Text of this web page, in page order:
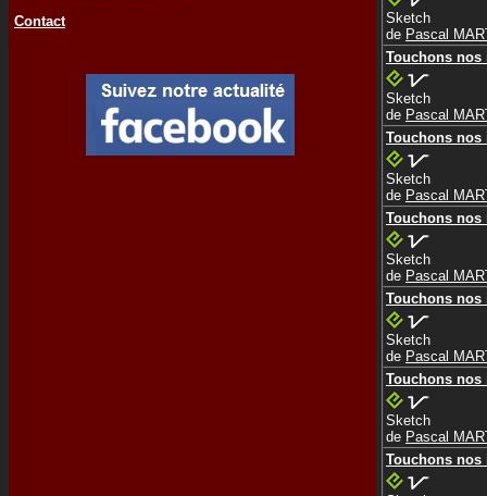
Contact
Sketch
de Pascal
Touchons nos
Sketch
de Pascal
Touchons nos
Sketch
de Pascal
Touchons nos
Sketch
de Pascal
Touchons nos
Sketch
de Pascal
Touchons nos
Sketch
de Pascal
Touchons nos